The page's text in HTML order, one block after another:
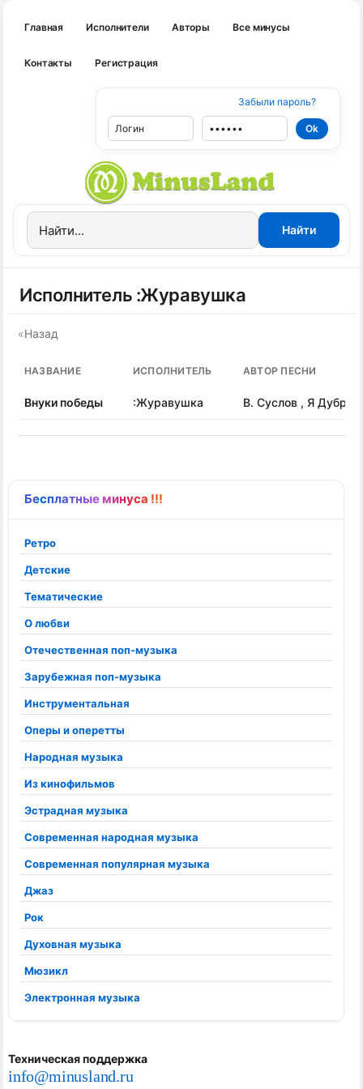
Главная Исполнители Авторы Все минусы
Контакты Регистрация
Забыли пароль?
Бесплатные минуса !!!
Ретро
Детские
Тематические
О любви
Отечественная поп-музыка
Зарубежная поп-музыка
Инструментальная
Оперы и оперетты
Народная музыка
Из кинофильмов
Эстрадная музыка
Современная народная музыка
Современная популярная музыка
Джаз
Рок
Духовная музыка
Мюзикл
Электронная музыка
Техническая поддержка
info@minusland.ru
Исполнитель :Журавушка
«Назад
НАЗВАНИЕ ИСПОЛНИТЕЛЬ АВТОР ПЕСНИ
Внуки победы :Журавушка В. Суслов , Я